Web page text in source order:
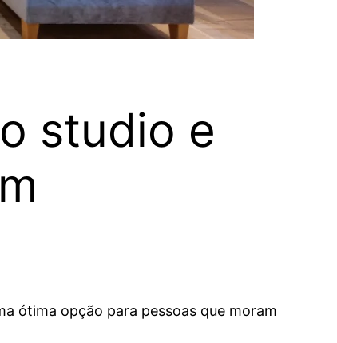
studio e
ótima opção para pessoas que moram